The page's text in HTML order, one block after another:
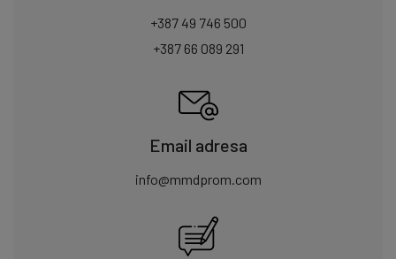
+387 49 746 500
+387 66 089 291
Email adresa
info@mmdprom.com